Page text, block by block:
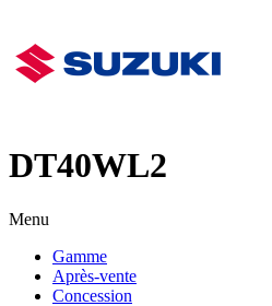
DT40WL2
Menu
Gamme
Après-vente
Concession